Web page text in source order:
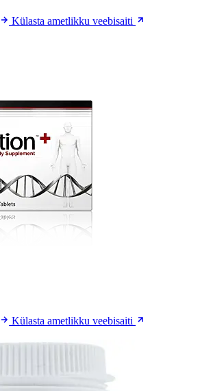
Külasta ametlikku veebisaiti
Külasta ametlikku veebisaiti